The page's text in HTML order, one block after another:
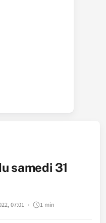
samedi 31
07:01 1 min